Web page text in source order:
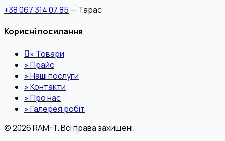
+38 067 314 07 85 — Тарас
Корисні посилання
» Товари
»Прайс
»Наші послуги
»Контакти
»Про нас
»Галерея робіт
© 2026 RAM-T. Всі права захищені.